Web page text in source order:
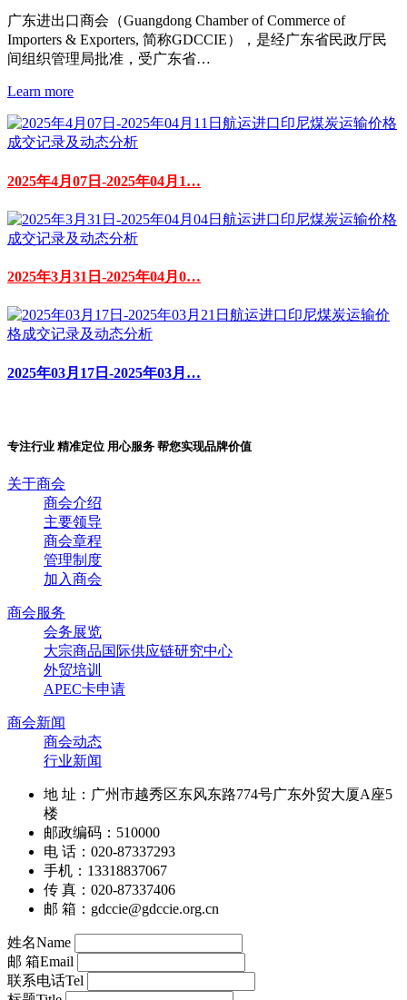
广东进出口商会（Guangdong Chamber of Commerce of
Importers & Exporters, 简称GDCCIE），是经广东省民政厅民
间组织管理局批准，受广东省…
Learn more
2025年3月31日-2025年04月0…
2025年03月17日-2025年03月…
专注行业 精准定位 用心服务 帮您实现品牌价值
商会介绍
主要领导
商会章程
管理制度
加入商会
商会服务
会务展览
大宗商品国际供应链研究中心
外贸培训
APEC卡申请
商会新闻
商会动态
行业新闻
地 址：广州市越秀区东风东路774号广东外贸大厦A座5
楼
邮政编码：510000
电 话：020-87337293
手机：13318837067
传 真：020-87337406
邮 箱：gdccie@gdccie.org.cn
姓名
Name
邮 箱
Email
联系电话Tel
标题Title
内容Content